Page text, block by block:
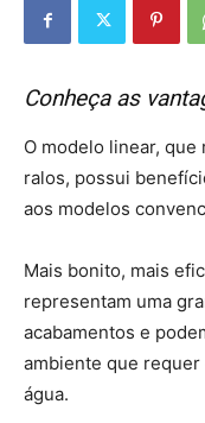
Conheça as
O modelo linear,
ralos, possui
aos modelos
Mais bonito, mais
representam uma
acabamentos e
ambiente que
água.